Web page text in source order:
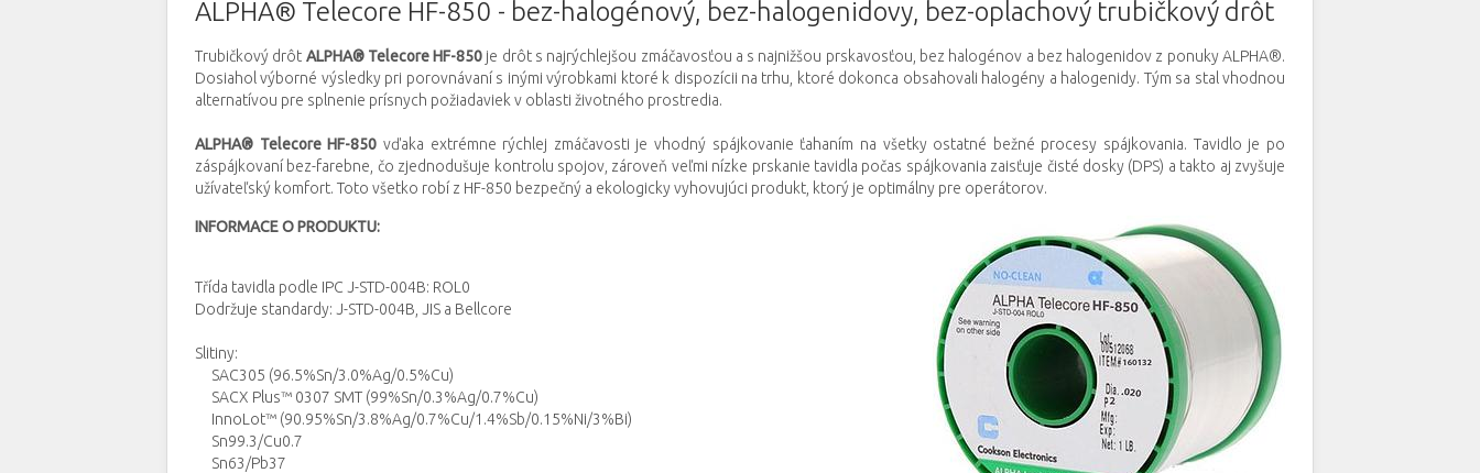
ALPHA® Telecore HF-850 - bez-halogénový, bez-halogenidovy, bez-oplachový trubičkový drôt
Trubičkový drôt ALPHA® Telecore HF-850 je drôt s najrýchlejšou zmáčavosťou a s najnižšou prskavosťou, bez halogénov a bez halogenidov z ponuky ALPHA®.
Dosiahol výborné výsledky pri porovnávaní s inými výrobkami ktoré k dispozícii na trhu, ktoré dokonca obsahovali halogény a halogenidy. Tým sa stal vhodnou
alternatívou pre splnenie prísnych požiadaviek v oblasti životného prostredia.
ALPHA® Telecore HF-850 vďaka extrémne rýchlej zmáčavosti je vhodný spájkovanie ťahaním na všetky ostatné bežné procesy spájkovania. Tavidlo je po
záspájkovaní bez-farebne, čo zjednodušuje kontrolu spojov, zároveň veľmi nízke prskanie tavidla počas spájkovania zaisťuje čisté dosky (DPS) a takto aj zvyšuje
užívateľský komfort. Toto všetko robí z HF-850 bezpečný a ekologicky vyhovujúci produkt, ktorý je optimálny pre operátorov.
INFORMACE O PRODUKTU:
Třída tavidla podle IPC J-STD-004B: ROL0
Dodržuje standardy: J-STD-004B, JIS a Bellcore
Slitiny:
SAC305 (96.5%Sn/3.0%Ag/0.5%Cu)
SACX Plus™ 0307 SMT (99%Sn/0.3%Ag/0.7%Cu)
InnoLot™ (90.95%Sn/3.8%Ag/0.7%Cu/1.4%Sb/0.15%Ni/3%Bi)
Sn99.3/Cu0.7
Sn63/Pb37